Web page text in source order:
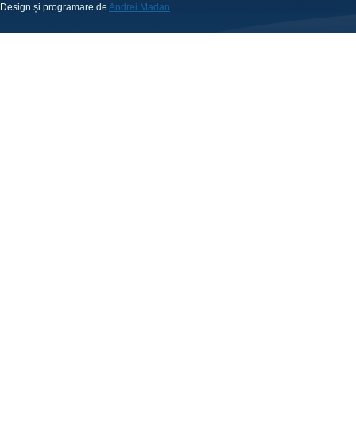
Design și programare de Andrei Madan